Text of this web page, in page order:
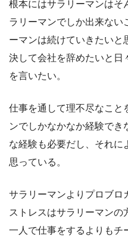
根本にはサラリーマンはそ
ラリーマンでしか出来ない
ーマンは続けていきたいと
決して会社を辞めたいと日
を言いたい。
仕事を通して理不尽なこと
ンでしかなかなか経験でき
な経験も必要だし、それに
思っている。
サラリーマンよりプロブロ
ストレスはサラリーマンの
一人で仕事をするよりもチ